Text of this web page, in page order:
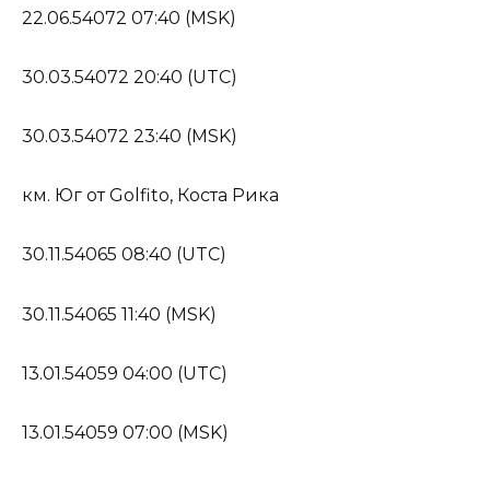
22.06.54072 07:40 (MSK)
30.03.54072 20:40 (UTC)
30.03.54072 23:40 (MSK)
км. Юг от Golfito, Коста Рика
30.11.54065 08:40 (UTC)
30.11.54065 11:40 (MSK)
13.01.54059 04:00 (UTC)
13.01.54059 07:00 (MSK)